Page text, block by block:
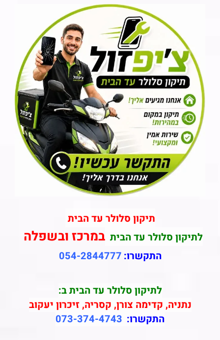
תיקון סלולר עד הבית
לתיקון סלולר עד הביתבמרכז ובשפלה
התקשרו: 054-2844777
לתיקון סלולר עד הבית ב:
נתניה, קדימה צורן, קסריה, זיכרון יעקוב
התקשרו: 073-374-4743